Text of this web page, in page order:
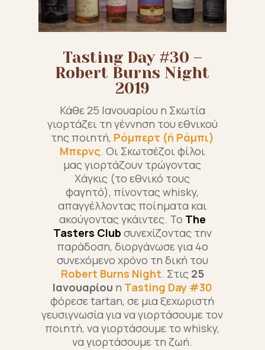
Tasting Day #30 –
Robert Burns Night
2019
Κάθε 25 Ιανουαρίου η Σκωτία
γιορτάζει τη γέννηση του εθνικού
της ποιητή, Ρόμπερτ (ή Ράμπι)
Μπερνς. Οι Σκωτσέζοι φίλοι
μας γιορτάζουν τρώγοντας
Χάγκις (το εθνικό τους
φαγητό), πίνοντας whisky,
απαγγέλλοντας ποίηματα και
ακούγοντας γκάιντες. Το The
Tasters Club συνεχίζοντας την
παράδοση, διοργάνωσε για 4ο
συνεχόμενο χρόνο τη δική του
Robert Burns Night. Στις 25
Ιανουαρίου η Tasting Day #30
φόρεσε tartan, σε μια ξεχωριστή
γευσιγνωσία για να γιορτάσουμε τον
ποιητή, να γιορτάσουμε το whisky,
να γιορτάσουμε τη ζωή.